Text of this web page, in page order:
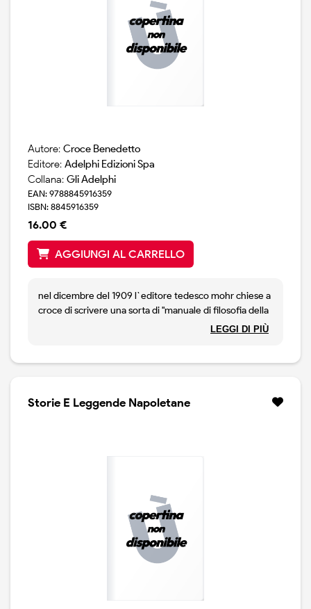
Autore: Croce Benedetto
Editore: Adelphi Edizioni Spa
Collana: Gli Adelphi
EAN: 9788845916359
ISBN: 8845916359
16.00 €
AGGIUNGI AL CARRELLO
nel dicembre del 1909 l`editore tedesco mohr chiese a
croce di scrivere una sorta di "manuale di filosofia della
storia". commessa stravagante, se rivolta a un autore
storiografia", che richiede quasi otto anni di lavoro, e si
legge oggi come il libro che piu` di ogni altro
LEGGI DI PIÙ
Storie E Leggende Napoletane